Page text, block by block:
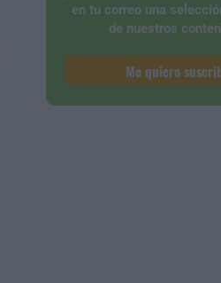
en tu correo una
de nuestros
Me quiero